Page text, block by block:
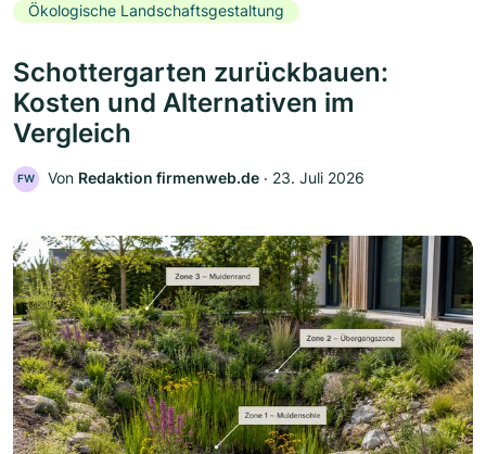
Ökologische Landschaftsgestaltung
Schottergarten zurückbauen:
Kosten und Alternativen im
Vergleich
FW Von Redaktion firmenweb.de ‧ 23. Juli 2026